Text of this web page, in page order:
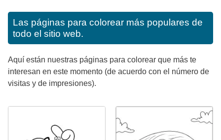
Las páginas para colorear más populares de
todo el sitio web.
Aquí están nuestras páginas para colorear que más te
interesan en este momento (de acuerdo con el número de
visitas y de impresiones).